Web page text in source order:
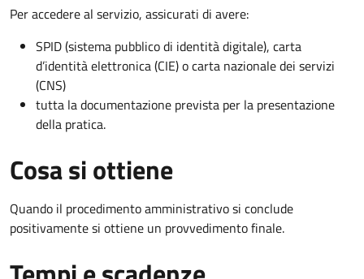
Per accedere al servizio, assicurati di avere:
SPID (sistema pubblico di identità digitale), carta
d’identità elettronica (CIE) o carta nazionale dei servizi
(CNS)
tutta la documentazione prevista per la presentazione
della pratica.
Cosa si ottiene
Quando il procedimento amministrativo si conclude
positivamente si ottiene un provvedimento finale.